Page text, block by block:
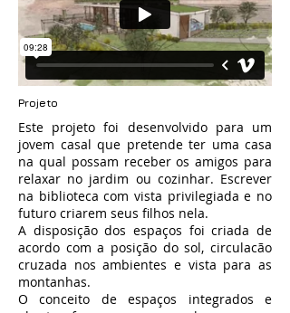
Projeto
Este projeto foi desenvolvido para um
jovem casal que pretende ter uma casa
na qual possam receber os amigos para
relaxar no jardim ou cozinhar. Escrever
na biblioteca com vista privilegiada e no
futuro criarem seus filhos nela.
A disposição dos espaços foi criada de
acordo com a posição do sol, circulacão
cruzada nos ambientes e vista para as
montanhas.
O conceito de espaços integrados e